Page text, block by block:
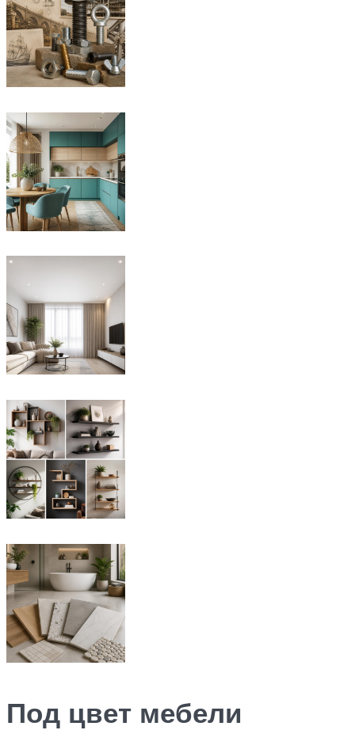
Под цвет мебели